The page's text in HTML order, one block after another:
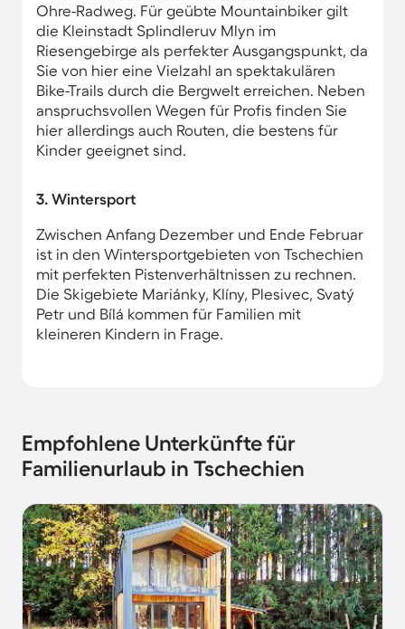
Ohre-Radweg. Für geübte Mountainbiker gilt
die Kleinstadt Splindleruv Mlyn im
Riesengebirge als perfekter Ausgangspunkt, da
Sie von hier eine Vielzahl an spektakulären
Bike-Trails durch die Bergwelt erreichen. Neben
anspruchsvollen Wegen für Profis finden Sie
hier allerdings auch Routen, die bestens für
Kinder geeignet sind.
3. Wintersport
Zwischen Anfang Dezember und Ende Februar
ist in den Wintersportgebieten von Tschechien
mit perfekten Pistenverhältnissen zu rechnen.
Die Skigebiete Mariánky, Klíny, Plesivec, Svatý
Petr und Bílá kommen für Familien mit
kleineren Kindern in Frage.
Empfohlene Unterkünfte für
Familienurlaub in Tschechien